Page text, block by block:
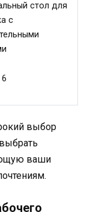
стол для
с
выбор
ваши